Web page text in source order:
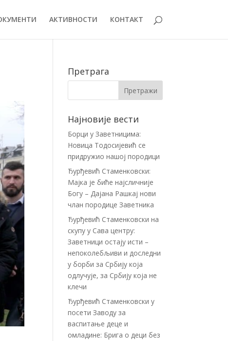
АКТИВНОСТИ КОНТАКТ
Претрага
Најновије вести
Борци у Заветницима:
Новица Тодосијевић се
придружио нашој породици
Ђурђевић Стаменковски:
Мајка је биће најсличније
Богу – Дајана Рашкај нови
члан породице Заветника
Ђурђевић Стаменковски на
скупу у Сава центру:
Заветници остају исти –
непоколебљиви и доследни
у борби за Србију која
одлучује, за Србију која не
клечи
Ђурђевић Стаменковски у
посети Заводу за
васпитање деце и
омладине: Брига о деци без